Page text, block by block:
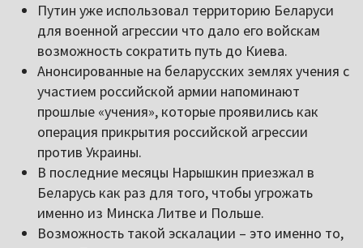
Путин уже использовал территорию Беларуси
для военной агрессии что дало его войскам
возможность сократить путь до Киева.
Анонсированные на беларусских землях учения с
участием российской армии напоминают
прошлые «учения», которые проявились как
операция прикрытия российской агрессии
против Украины.
В последние месяцы Нарышкин приезжал в
Беларусь как раз для того, чтобы угрожать
именно из Минска Литве и Польше.
Возможность такой эскалации – это именно то,